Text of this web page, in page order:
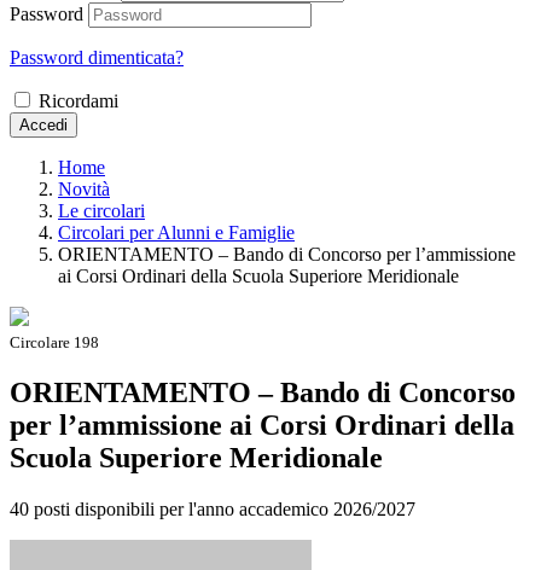
Password
Password dimenticata?
Ricordami
Accedi
Home
Novità
Le circolari
Circolari per Alunni e Famiglie
ORIENTAMENTO – Bando di Concorso per l’ammissione
ai Corsi Ordinari della Scuola Superiore Meridionale
Circolare 198
ORIENTAMENTO – Bando di Concorso
per l’ammissione ai Corsi Ordinari della
Scuola Superiore Meridionale
40 posti disponibili per l'anno accademico 2026/2027